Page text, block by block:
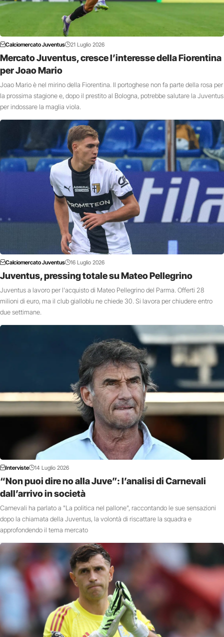
Calciomercato Juventus 21 Luglio 2026
Mercato Juventus, cresce l’interesse della Fiorentina
per Joao Mario
Joao Mario è nel mirino della Fiorentina. Il portoghese non fa parte della rosa per
la prossima stagione e, dopo il prestito al Bologna, potrebbe salutare la Juventus
per indossare la maglia viola.
Calciomercato Juventus 16 Luglio 2026
Juventus, pressing totale su Mateo Pellegrino
Juventus a lavoro per l'acquisto di Mateo Pellegrino del Parma. Offerti 28
milioni di euro, ma il club gialloblu ne chiede 30. Si lavora per chiudere entro
due settimane.
Interviste 14 Luglio 2026
“Non puoi dire no alla Juve”: l’analisi di Carnevali
dall’arrivo in società
Carnevali ha parlato a "La politica nel pallone", raccontando le sue sensazioni
dopo la chiamata della Juventus, la volontà di riscattare la squadra e
approfondendo il tema mercato